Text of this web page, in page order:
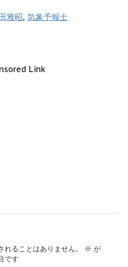
雅昭, 気象予報士
Link
ることはありません。 ※ が
です